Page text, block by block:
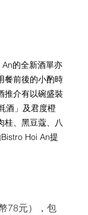
的全新酒單亦
餐前後的小酌時
推介有以碗盛裝
酒」及君度橙
桂、黑豆蔻、八
Bistro Hoi An提
78元），包